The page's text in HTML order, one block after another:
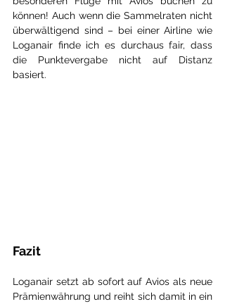
können! Auch wenn die Sammelraten nicht
überwältigend sind – bei einer Airline wie
Loganair finde ich es durchaus fair, dass
die Punktevergabe nicht auf Distanz
basiert.
Fazit
Loganair setzt ab sofort auf Avios als neue
Prämienwährung und reiht sich damit in ein